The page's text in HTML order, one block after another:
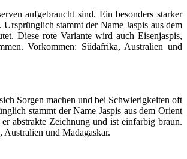
aufgebraucht sind. Ein besonders starker
stammt der Name Jaspis aus dem
Diese rote Variante wird auch Eisenjaspis,
Vorkom­men: Südafrika, Australien und
Sorgen machen und bei Schwierigkeiten oft
stammt der Name Jaspis aus dem Orient
abstrakte Zeich­nung und ist einfarbig braun.
und Madagaskar.